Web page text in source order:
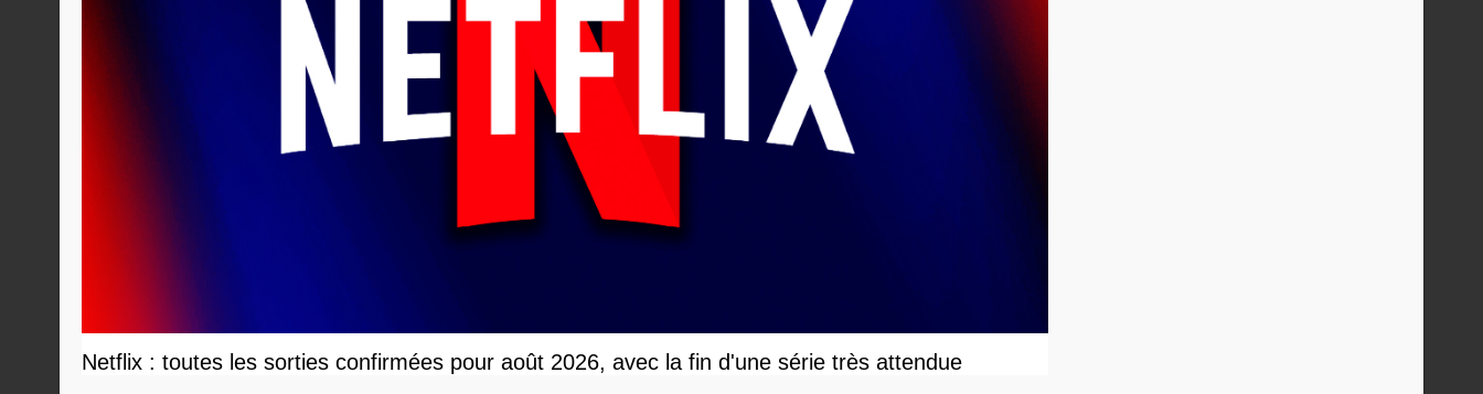
Netflix : toutes les sorties confirmées pour août 2026, avec la fin d'une série très attendue